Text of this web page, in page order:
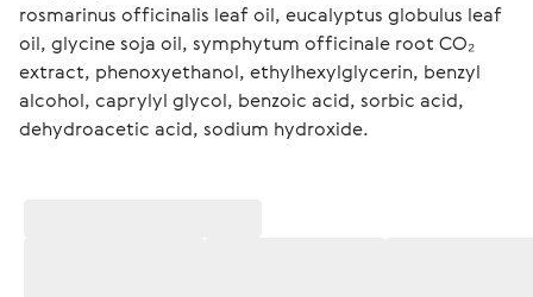
rosmarinus officinalis leaf oil, eucalyptus globulus leaf
oil, glycine soja oil, symphytum officinale root CO₂
extract, phenoxyethanol, ethylhexylglycerin, benzyl
alcohol, caprylyl glycol, benzoic acid, sorbic acid,
dehydroacetic acid, sodium hydroxide.